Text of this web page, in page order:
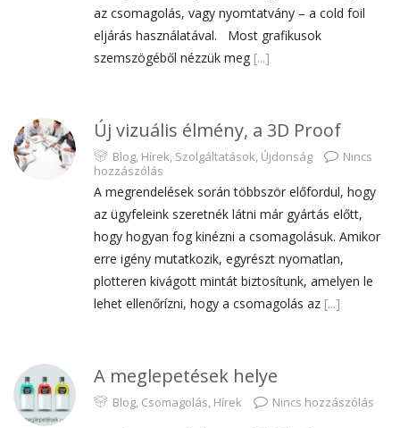
az csomagolás, vagy nyomtatvány – a cold foil
eljárás használatával. Most grafikusok
szemszögéből nézzük meg [...]
Új vizuális élmény, a 3D Proof
Blog, Hírek, Szolgáltatások, Újdonság
Nincs
hozzászólás
A megrendelések során többször előfordul, hogy
az ügyfeleink szeretnék látni már gyártás előtt,
hogy hogyan fog kinézni a csomagolásuk. Amikor
erre igény mutatkozik, egyrészt nyomatlan,
plotteren kivágott mintát biztosítunk, amelyen le
lehet ellenőrízni, hogy a csomagolás az [...]
A meglepetések helye
Blog, Csomagolás, Hírek Nincs hozzászólás